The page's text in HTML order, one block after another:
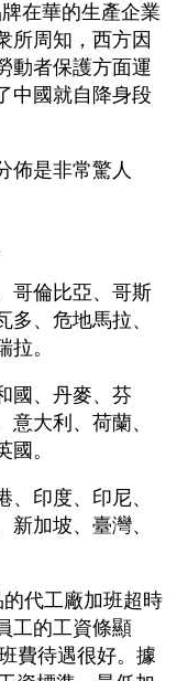
在華的生產企業
所周知，西方因
動者保護方面運
中國就自降身段
佈是非常驚人
哥倫比亞、哥斯
、危地馬拉、
。
國、丹麥、芬
大利、荷蘭、
。
印度、印尼、
新加坡、臺灣、
代工廠加班超時
工的工資條顯
費待遇很好。據